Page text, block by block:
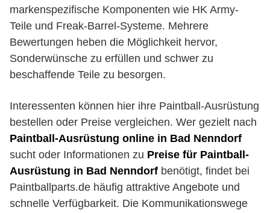
markenspezifische Komponenten wie HK Army-
Teile und Freak-Barrel-Systeme. Mehrere
Bewertungen heben die Möglichkeit hervor,
Sonderwünsche zu erfüllen und schwer zu
beschaffende Teile zu besorgen.
Interessenten können hier ihre Paintball-Ausrüstung
bestellen oder Preise vergleichen. Wer gezielt nach
Paintball-Ausrüstung online in Bad Nenndorf
sucht oder Informationen zu Preise für Paintball-
Ausrüstung in Bad Nenndorf benötigt, findet bei
Paintballparts.de häufig attraktive Angebote und
schnelle Verfügbarkeit. Die Kommunikationswege